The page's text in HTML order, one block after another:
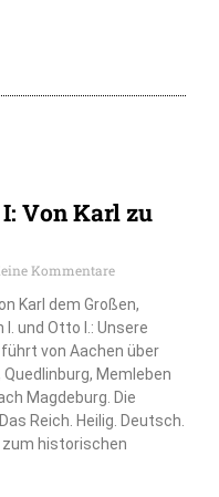
Von Karl zu
Kommentare
Karl dem Großen,
I. und Otto I.: Unsere
von Aachen über
Quedlinburg, Memleben
Magdeburg. Die
Reich. Heilig. Deutsch.
zum historischen